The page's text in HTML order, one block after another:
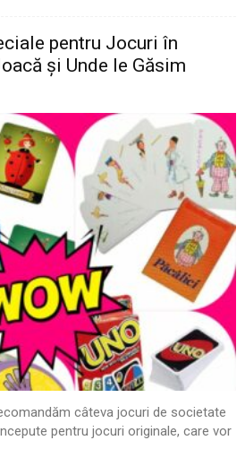
pentru Jocuri în
și Unde le Găsim
câteva jocuri de societate
pentru jocuri originale, care vor